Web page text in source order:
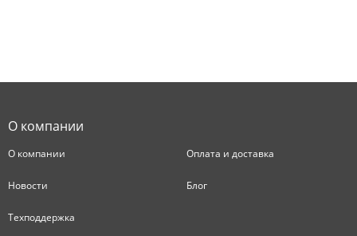
О компании
О компании Оплата и доставка
Новости Блог
Техподдержка